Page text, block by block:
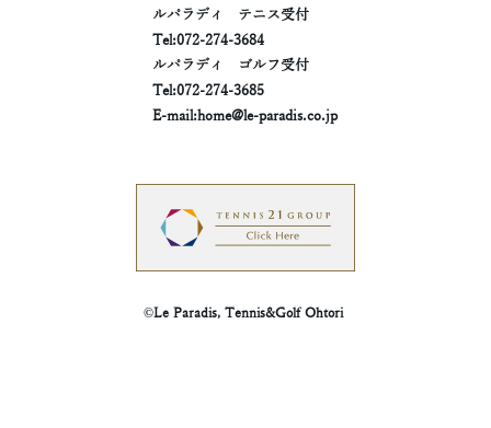
ルパラディ テニス受付
Tel:072-274-3684
ルパラディ ゴルフ受付
Tel:072-274-3685
E-mail:home@le-paradis.co.jp
©Le Paradis, Tennis&Golf Ohtori